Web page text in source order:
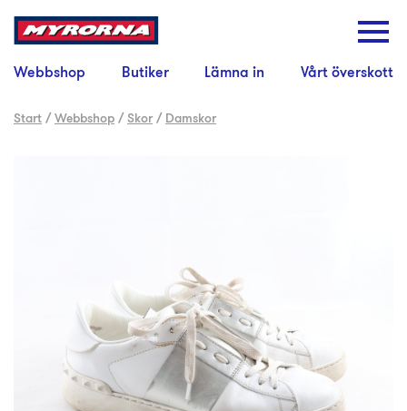
Webbshop Butiker Lämna in Vårt överskott
Start /Webbshop /Skor / Damskor